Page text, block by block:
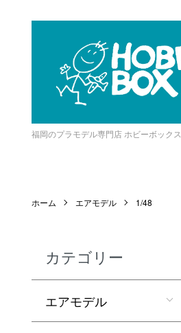
福岡のプラモデル専門店 ホビーボックス
ホーム エアモデル 1/48
カテゴリー
エアモデル